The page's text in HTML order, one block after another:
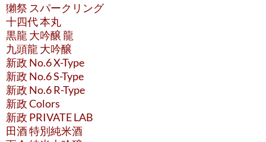
獺祭 スパークリング
十四代 本丸
黒龍 大吟醸 龍
九頭龍 大吟醸
新政 No.6 X-Type
新政 No.6 S-Type
新政 No.6 R-Type
新政 Colors
新政 PRIVATE LAB
田酒 特別純米酒